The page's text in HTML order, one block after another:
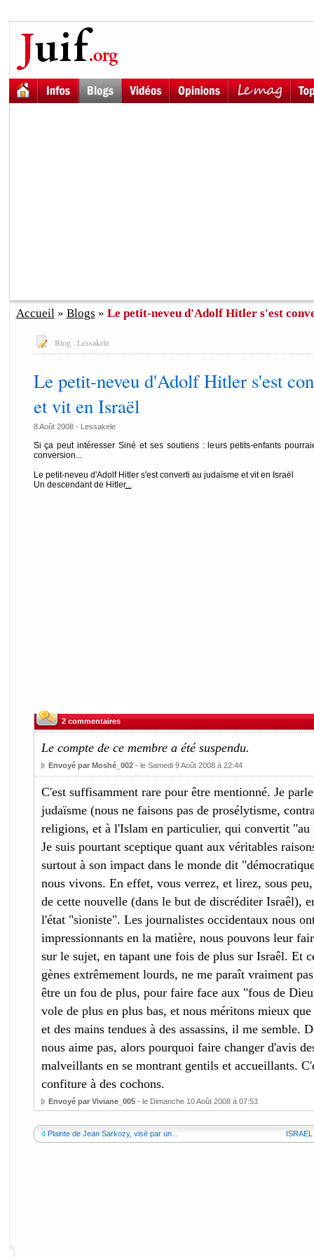
Accueil» Blogs » Le petit-neveu d'Adolf Hitler s'est
Blog : Lessakele
Le petit-neveu d'Adolf Hitler s'est
et vit en Israël
8 Août 2008 - Lessakele
Si ça peut intéresser Siné et ses soutiens : leurs petits-enfants
conversion...
Le petit-neveu d'Adolf Hitler s'est converti au judaïsme et vit en Israël
Un descendant de Hitler...
2 commentaires
Le compte de ce membre a été suspendu.
Envoyé par Moshé_002- le Samedi 9 Août 2008 à 22:44
C'est suffisamment rare pour être mentionné. Je
judaïsme (nous ne faisons pas de prosélytisme,
religions, et à l'Islam en particulier, qui convertit
Je suis pourtant sceptique quant aux véritables
surtout à son impact dans le monde dit
nous vivons. En effet, vous verrez, et lirez, sous
de cette nouvelle (dans le but de discréditer Israêl),
l'état "sioniste". Les journalistes occidentaux nous
impressionnants en la matière, nous pouvons leur
sur le sujet, en tapant une fois de plus sur Israêl. Et
gènes extrêmement lourds, ne me paraît vraiment
être un fou de plus, pour faire face aux "fous de
vole de plus en plus bas, et nous méritons mieux que
et des mains tendues à des assassins, il me semble.
nous aime pas, alors pourquoi faire changer d'avis
malveillants en se montrant gentils et accueillants.
confiture à des cochons.
Envoyé par Viviane_005- le Dimanche 10 Août 2008 à 07:53
Plainte de Jean Sarkozy, visé par un...